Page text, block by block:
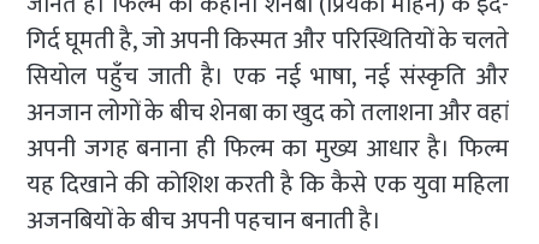
गिर्द घूमती है, जो अपनी किस्मत और परिस्थितियों के चलते
सियोल पहुँच जाती है। एक नई भाषा, नई संस्कृति और
अनजान लोगों के बीच शेनबा का खुद को तलाशना और वहां
अपनी जगह बनाना ही फिल्म का मुख्य आधार है। फिल्म
यह दिखाने की कोशिश करती है कि कैसे एक युवा महिला
अजनबियों के बीच अपनी पहचान बनाती है।